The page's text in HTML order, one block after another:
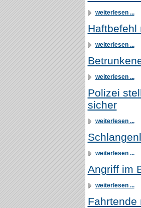
weiterlesen ...
Haftbefehl
weiterlesen ...
weiterlesen ...
Polizei
sicher
weiterlesen ...
weiterlesen ...
Angriff im
weiterlesen ...
Fahrtende